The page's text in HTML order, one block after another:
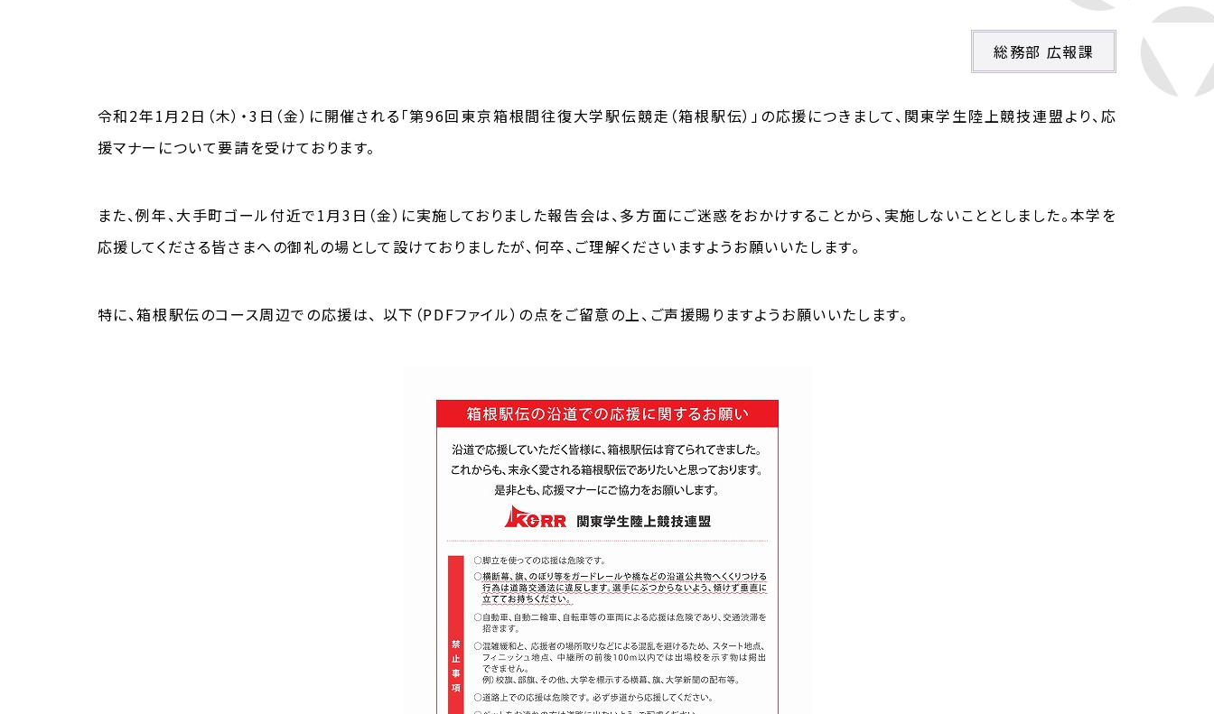
総務部 広報課
令和2年1月2日（木）・3日（金）に開催される「第96回東京箱根間往復大学駅伝競走（箱根駅伝）」の応援につきまして、関東学生陸上競技連盟より、応
援マナーについて要請を受けております。
また、例年、大手町ゴール付近で1月3日（金）に実施しておりました報告会は、多方面にご迷惑をおかけすることから、実施しないこととしました。本学を
応援してくださる皆さまへの御礼の場として設けておりましたが、何卒、ご理解くださいますようお願いいたします。
特に、箱根駅伝のコース周辺での応援は、 以下（PDFファイル）の点をご留意の上、ご声援賜りますようお願いいたします。